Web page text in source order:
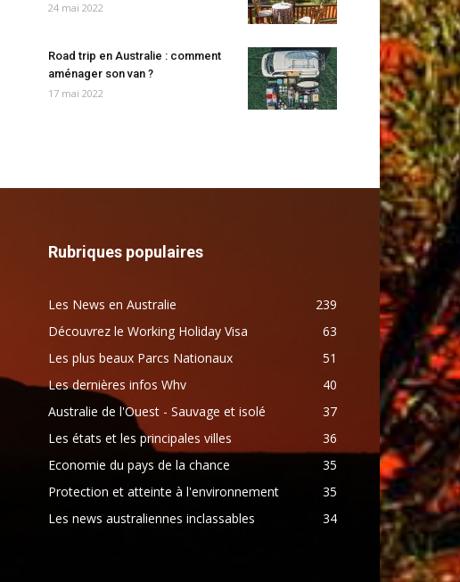
24 mai 2022
Road trip en Australie : comment
aménager son van ?
17 mai 2022
Rubriques populaires
Les News en Australie
239
Découvrez le Working Holiday Visa
63
Les plus beaux Parcs Nationaux
51
Les dernières infos Whv
40
Australie de l'Ouest - Sauvage et isolé
37
Les états et les principales villes
36
Economie du pays de la chance
35
Protection et atteinte à l'environnement
35
Les news australiennes inclassables
34